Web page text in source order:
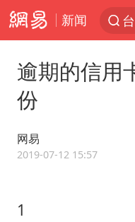
新闻
逾期的信用
份
网易
2019-07-12 15:57
1